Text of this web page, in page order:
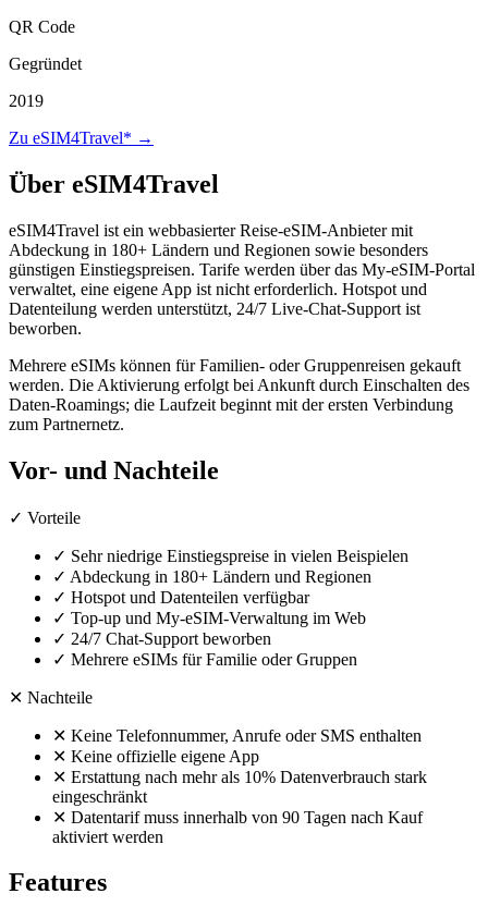
QR Code
Gegründet
2019
Zu eSIM4Travel* →
Über eSIM4Travel
eSIM4Travel ist ein webbasierter Reise-eSIM-Anbieter mit
Abdeckung in 180+ Ländern und Regionen sowie besonders
günstigen Einstiegspreisen. Tarife werden über das My-eSIM-Portal
verwaltet, eine eigene App ist nicht erforderlich. Hotspot und
Datenteilung werden unterstützt, 24/7 Live-Chat-Support ist
beworben.
Mehrere eSIMs können für Familien- oder Gruppenreisen gekauft
werden. Die Aktivierung erfolgt bei Ankunft durch Einschalten des
Daten-Roamings; die Laufzeit beginnt mit der ersten Verbindung
zum Partnernetz.
Vor- und Nachteile
✓ Vorteile
✓ Sehr niedrige Einstiegspreise in vielen Beispielen
✓ Abdeckung in 180+ Ländern und Regionen
✓ Hotspot und Datenteilen verfügbar
✓ Top-up und My-eSIM-Verwaltung im Web
✓ 24/7 Chat-Support beworben
✓ Mehrere eSIMs für Familie oder Gruppen
✕ Nachteile
✕ Keine Telefonnummer, Anrufe oder SMS enthalten
✕ Keine offizielle eigene App
✕ Erstattung nach mehr als 10% Datenverbrauch stark
eingeschränkt
✕ Datentarif muss innerhalb von 90 Tagen nach Kauf
aktiviert werden
Features